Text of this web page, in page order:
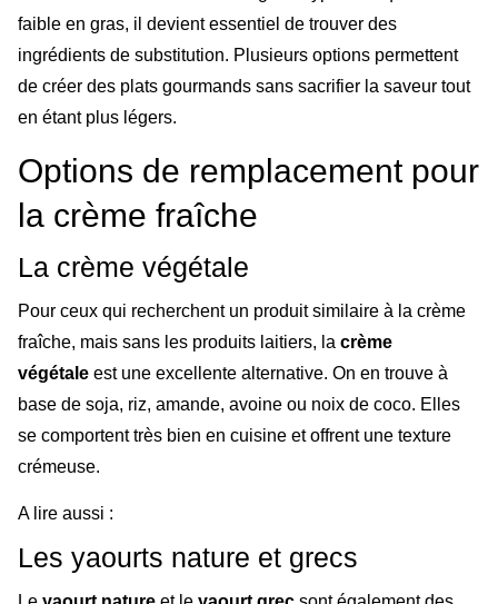
faible en gras, il devient essentiel de trouver des
ingrédients de substitution. Plusieurs options permettent
de créer des plats gourmands sans sacrifier la saveur tout
en étant plus légers.
Options de remplacement pour
la crème fraîche
La crème végétale
Pour ceux qui recherchent un produit similaire à la crème
fraîche, mais sans les produits laitiers, la crème
végétale est une excellente alternative. On en trouve à
base de soja, riz, amande, avoine ou noix de coco. Elles
se comportent très bien en cuisine et offrent une texture
crémeuse.
A lire aussi :
Les yaourts nature et grecs